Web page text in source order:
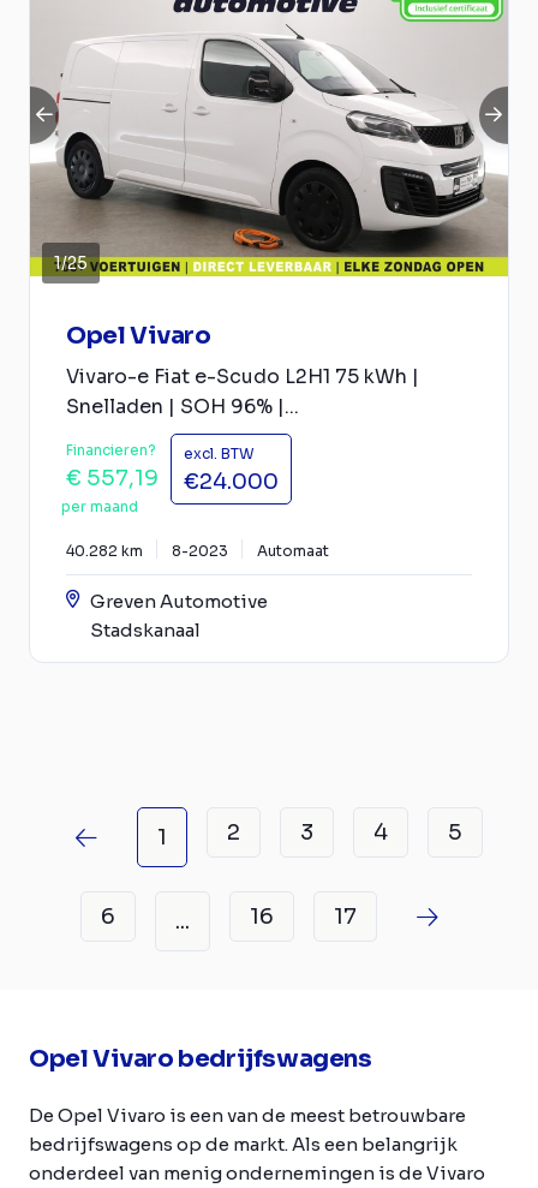
1/25
Opel Vivaro
Vivaro-e Fiat e-Scudo L2H1 75 kWh |
Snelladen | SOH 96% |...
Financieren?
€ 557,19
per maand
excl. BTW
€24.000
40.282 km 8-2023 Automaat
Greven Automotive
Stadskanaal
1 2 3 4 5
6 ... 16 17
Opel Vivaro bedrijfswagens
De Opel Vivaro is een van de meest betrouwbare
bedrijfswagens op de markt. Als een belangrijk
onderdeel van menig ondernemingen is de Vivaro